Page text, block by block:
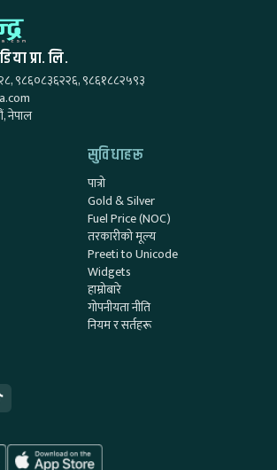
प्रा. लि.
९८६०८३६२२६, ९८६१८८२५९३
नेपाल
सुविधाहरू
पात्रो
Gold & Silver
Fuel Price (NOC)
तरकारीको मूल्य
Preeti to Unicode
Widgets
हाम्रोबारे
गोपनीयता नीति
नियम र सर्तहरू